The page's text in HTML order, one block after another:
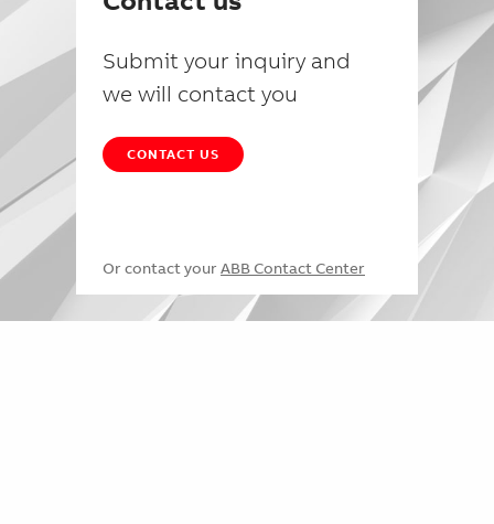
Submit your inquiry and
we will contact you
CONTACT US
Or contact your ABB Contact Center